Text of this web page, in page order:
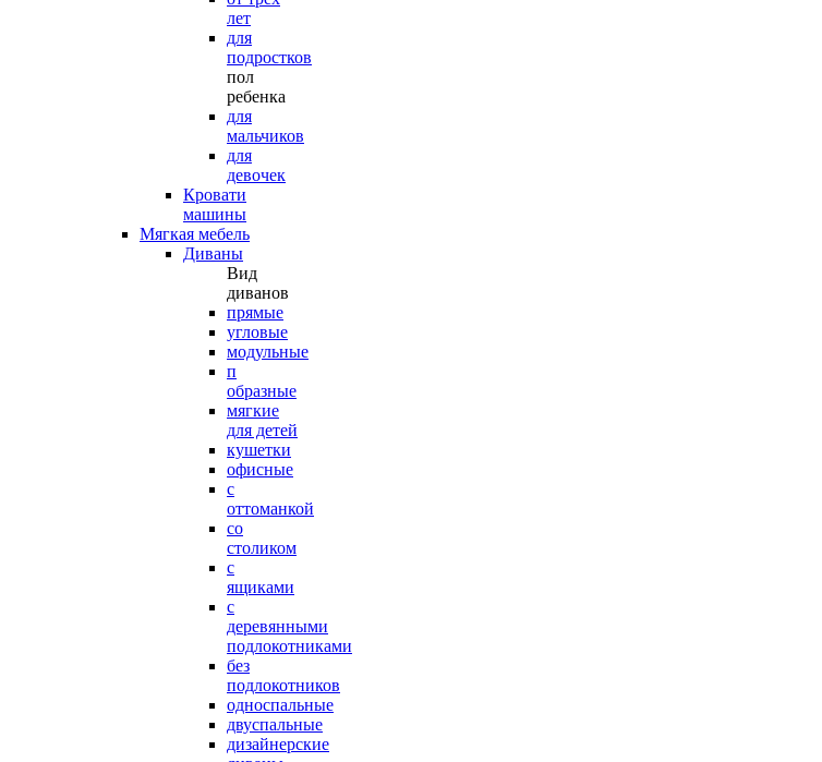
лет
для
подростков
пол
ребенка
для
мальчиков
для
девочек
Кровати
машины
Мягкая мебель
Диваны
Вид
диванов
прямые
угловые
модульные
п
образные
мягкие
для детей
кушетки
офисные
с
оттоманкой
со
столиком
с
ящиками
с
деревянными
подлокотниками
без
подлокотников
односпальные
двуспальные
дизайнерские